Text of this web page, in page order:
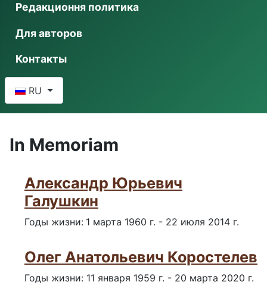
Редакционня политика
Для авторов
Контакты
RU
In Memoriam
Александр Юрьевич
Галушкин
Годы жизни: 1 марта 1960 г. - 22 июля 2014 г.
Олег Анатольевич Коростелев
Годы жизни: 11 января 1959 г. - 20 марта 2020 г.